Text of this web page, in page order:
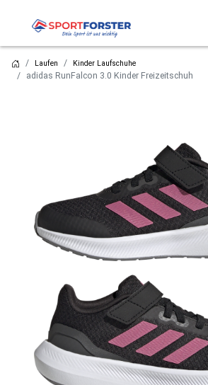
Laufen Kinder Laufschuhe
adidas RunFalcon 3.0 Kinder Freizeitschuh